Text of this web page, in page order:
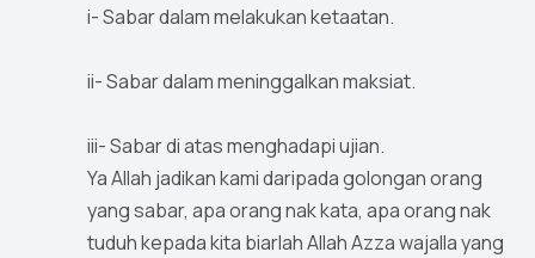
i- Sabar dalam melakukan ketaatan.
ii- Sabar dalam meninggalkan maksiat.
iii- Sabar di atas menghadapi ujian.
Ya Allah jadikan kami daripada golongan orang
yang sabar, apa orang nak kata, apa orang nak
tuduh kepada kita biarlah Allah Azza wajalla yang